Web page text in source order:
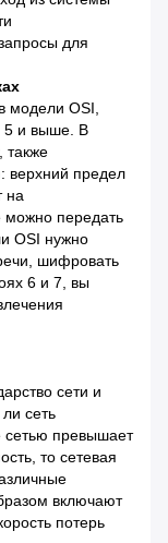
для
модели OSI,
5 и выше. В
также
верхний предел
на
можно передать
OSI нужно
шифровать
6 и 7, вы
сети и
сеть
сетью превышает
то сетевая
включают
потерь